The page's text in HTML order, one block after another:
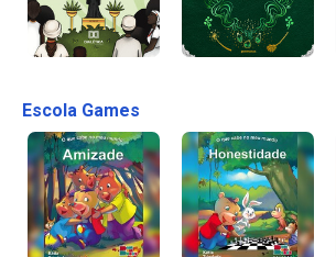
Escola Games